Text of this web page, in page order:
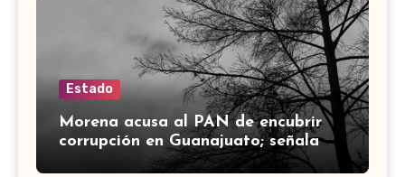
Estado
Morena acusa al PAN de encubrir
corrupción en Guanajuato; señala
desfalco de 107 mdp en Apaseo el